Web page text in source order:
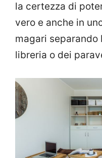
la certezza di
vero e anche in
magari separando
libreria o dei